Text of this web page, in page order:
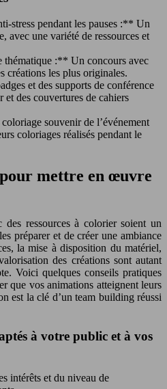
stress pendant les pauses :** Un
avec une variété de ressources et
thématique :** Un concours avec
créations les plus originales.
et des supports de conférence
des couvertures de cahiers
souvenir de l’événement
coloriages réalisés pendant le
mettre en œuvre
ressources à colorier soient un
préparer et de créer une ambiance
la mise à disposition du matériel,
des créations sont autant
Voici quelques conseils pratiques
que vos animations atteignent leurs
est la clé d’un team building réussi
à votre public et à vos
intérêts et du niveau de